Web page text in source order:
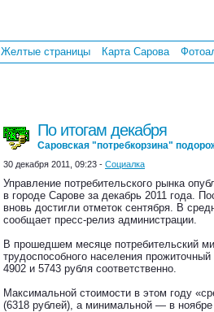
Желтые страницы Карта Сарова
По итогам декабря
Саровская "потребкорзина"
30 декабря 2011, 09:23 - Социалка
Управление потребительского рынка
в городе Сарове за декабрь 2011 года.
вновь достигли отметок сентября. В
сообщает пресс-релиз администрации.
В прошедшем месяце потребительский
трудоспособного населения
4902 и 5743 рубля соответственно.
Максимальной стоимости в этом году
(6318 рублей), а минимальной — в ноябре